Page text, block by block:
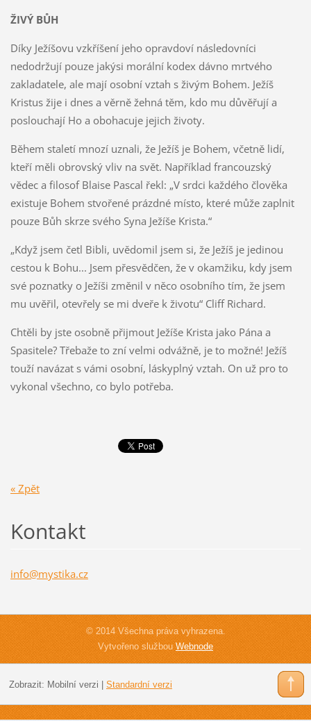
ŽIVÝ BŮH
Díky Ježíšovu vzkříšení jeho opravdoví následovníci
nedodržují pouze jakýsi morální kodex dávno mrtvého
zakladatele, ale mají osobní vztah s živým Bohem. Ježíš
Kristus žije i dnes a věrně žehná těm, kdo mu důvěřují a
poslouchají Ho a obohacuje jejich životy.
Během staletí mnozí uznali, že Ježíš je Bohem, včetně lidí,
kteří měli obrovský vliv na svět. Například francouzský
vědec a filosof Blaise Pascal řekl: „V srdci každého člověka
existuje Bohem stvořené prázdné místo, které může zaplnit
pouze Bůh skrze svého Syna Ježíše Krista.“
„Když jsem četl Bibli, uvědomil jsem si, že Ježíš je jedinou
cestou k Bohu... Jsem přesvědčen, že v okamžiku, kdy jsem
své poznatky o Ježíši změnil v něco osobního tím, že jsem
mu uvěřil, otevřely se mi dveře k životu“ Cliff Richard.
Chtěli by jste osobně přijmout Ježíše Krista jako Pána a
Spasitele? Třebaže to zní velmi odvážně, je to možné! Ježíš
touží navázat s vámi osobní, láskyplný vztah. On už pro to
vykonal všechno, co bylo potřeba.
« Zpět
Kontakt
info@mystika.cz
© 2014 Všechna práva vyhrazena.
Vytvořeno službouWebnode
Zobrazit: Mobilní verzi Standardní verzi